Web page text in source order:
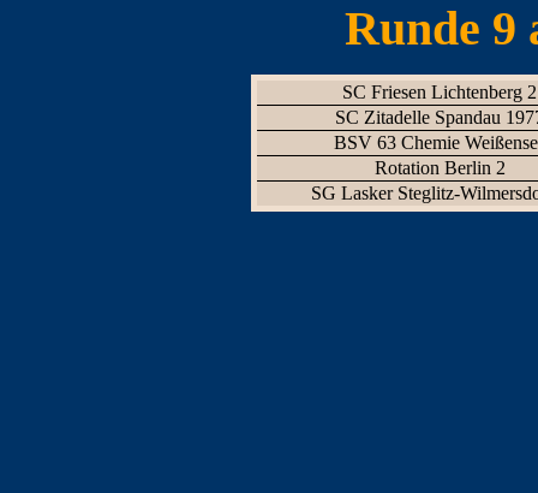
Runde 9
SC Friesen Lichtenberg 2
SC Zitadelle Spandau
BSV 63 Chemie
Rotation Berlin 2
SG Lasker Steglitz-